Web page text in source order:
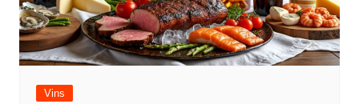
Vins